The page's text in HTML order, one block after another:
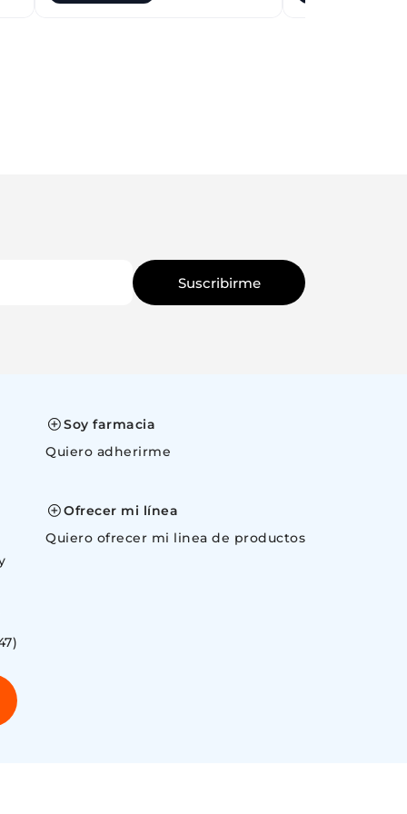
Suscribirme
Soy farmacia
Quiero adherirme
Ofrecer mi línea
Quiero ofrecer mi linea de productos